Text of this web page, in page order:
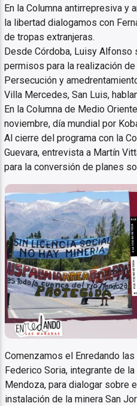
En la Columna antirrepresiva y
la libertad dialogamos con
de tropas extranjeras.
Desde Córdoba, Luisy
permisos para la realización
Persecución y
Villa Mercedes, San Luis,
En la Columna de Medio
noviembre, día mundial por
Al cierre del programa con la
Guevara, entrevista a Martín
para la conversión de planes
No a la
Comenzamos el Enredando
Federico Soria, integrante de
Mendoza, para dialogar sobre
instalación de la minera San